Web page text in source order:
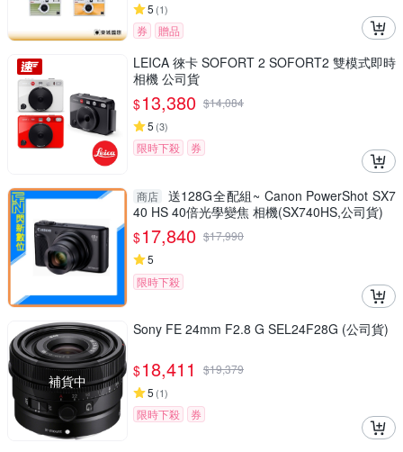
5 (1)
券 贈品
LEICA 徠卡 SOFORT 2 SOFORT2 雙模式即時
相機 公司貨
$13,380 $14,084
5 (3)
限時下殺 券
商店
送128G全配組~ Canon PowerShot SX7
40 HS 40倍光學變焦 相機(SX740HS,公司貨)
$17,840 $17,990
5
限時下殺
補貨中
Sony FE 24mm F2.8 G SEL24F28G (公司貨)
$18,411 $19,379
5 (1)
限時下殺 券